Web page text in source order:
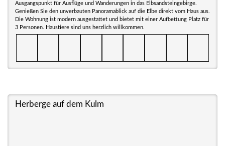
Ausgangspunkt für Ausflüge und Wanderungen in das Elbsandsteingebirge.
Genießen Sie den unverbauten Panoramablick auf die Elbe direkt vom Haus aus.
Die Wohnung ist modern ausgestattet und bietet mit einer Aufbettung Platz für
3 Personen. Haustiere sind uns herzlich willkommen.
Herberge auf dem Kulm